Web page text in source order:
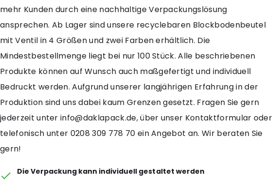
mehr Kunden durch eine nachhaltige Verpackungslösung
ansprechen. Ab Lager sind unsere recyclebaren Blockbodenbeutel
mit Ventil in 4 Größen und zwei Farben erhältlich. Die
Mindestbestellmenge liegt bei nur 100 Stück. Alle beschriebenen
Produkte können auf Wunsch auch maßgefertigt und individuell
Bedruckt werden. Aufgrund unserer langjährigen Erfahrung in der
Produktion sind uns dabei kaum Grenzen gesetzt. Fragen Sie gern
jederzeit unter info@daklapack.de, über unser Kontaktformular oder
telefonisch unter 0208 309 778 70 ein Angebot an. Wir beraten Sie
gern!
Die Verpackung kann individuell gestaltet werden